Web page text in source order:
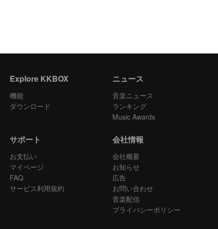
Explore KKBOX
機能
ダウンロード
ニュース
音楽ニュース
ランキング
Music Awards
サポート
お支払い
マイページ
FAQ
サービス利用規約
会社情報
会社概要
お知らせ
広告
お問い合わせ
音楽配信
プライバシーポリシー